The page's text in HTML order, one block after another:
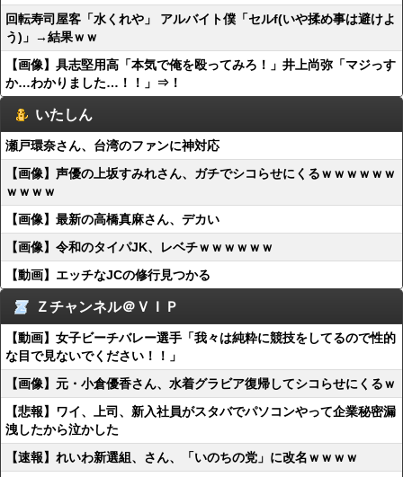
回転寿司屋客「水くれや」 アルバイト僕「セルf(いや揉め事は避けよ
う)」→結果ｗｗ
【画像】具志堅用高「本気で俺を殴ってみろ！」井上尚弥「マジっす
か…わかりました…！！」⇒！
いたしん
瀬戸環奈さん、台湾のファンに神対応
【画像】声優の上坂すみれさん、ガチでシコらせにくるｗｗｗｗｗｗ
ｗｗｗｗ
【画像】最新の高橋真麻さん、デカい
【画像】令和のタイパJK、レベチｗｗｗｗｗｗ
【動画】エッチなJCの修行見つかる
Ｚチャンネル＠ＶＩＰ
【動画】女子ビーチバレー選手「我々は純粋に競技をしてるので性的
な目で見ないでください！！」
【画像】元・小倉優香さん、水着グラビア復帰してシコらせにくるｗ
【悲報】ワイ、上司、新入社員がスタバでパソコンやって企業秘密漏
洩したから泣かした
【速報】れいわ新選組、さん、「いのちの党」に改名ｗｗｗｗ